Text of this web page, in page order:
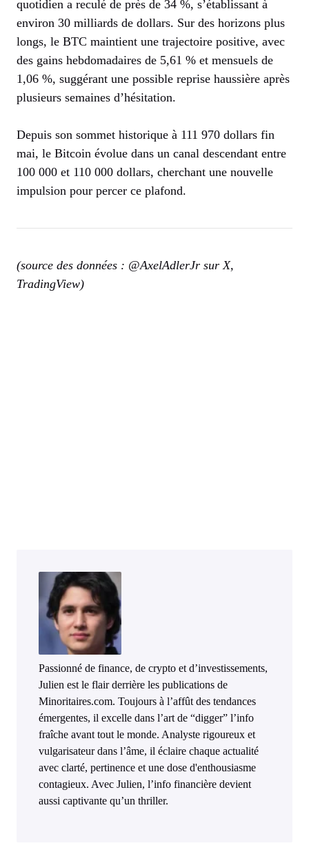
quotidien a reculé de près de 34 %, s’établissant à
environ 30 milliards de dollars. Sur des horizons plus
longs, le BTC maintient une trajectoire positive, avec
des gains hebdomadaires de 5,61 % et mensuels de
1,06 %, suggérant une possible reprise haussière après
plusieurs semaines d’hésitation.
Depuis son sommet historique à 111 970 dollars fin
mai, le Bitcoin évolue dans un canal descendant entre
100 000 et 110 000 dollars, cherchant une nouvelle
impulsion pour percer ce plafond.
(source des données : @AxelAdlerJr sur X,
TradingView)
Passionné de finance, de crypto et d’investissements,
Julien est le flair derrière les publications de
Minoritaires.com. Toujours à l’affût des tendances
émergentes, il excelle dans l’art de “digger” l’info
fraîche avant tout le monde. Analyste rigoureux et
vulgarisateur dans l’âme, il éclaire chaque actualité
avec clarté, pertinence et une dose d'enthousiasme
contagieux. Avec Julien, l’info financière devient
aussi captivante qu’un thriller.